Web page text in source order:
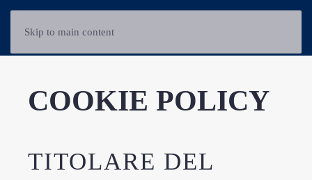
Skip to main content
COOKIE POLICY
TITOLARE DEL